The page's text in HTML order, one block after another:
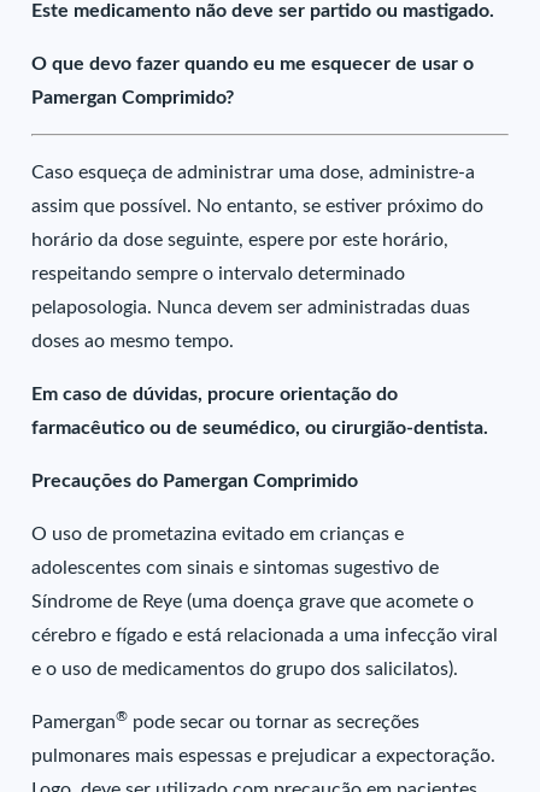
Este medicamento não deve ser partido ou mastigado.
O que devo fazer quando eu me esquecer de usar o
Pamergan Comprimido?
Caso esqueça de administrar uma dose, administre-a
assim que possível. No entanto, se estiver próximo do
horário da dose seguinte, espere por este horário,
respeitando sempre o intervalo determinado
pelaposologia. Nunca devem ser administradas duas
doses ao mesmo tempo.
Em caso de dúvidas, procure orientação do
farmacêutico ou de seumédico, ou cirurgião-dentista.
Precauções do Pamergan Comprimido
O uso de prometazina evitado em crianças e
adolescentes com sinais e sintomas sugestivo de
Síndrome de Reye (uma doença grave que acomete o
cérebro e fígado e está relacionada a uma infecção viral
e o uso de medicamentos do grupo dos salicilatos).
Pamergan® pode secar ou tornar as secreções
pulmonares mais espessas e prejudicar a expectoração.